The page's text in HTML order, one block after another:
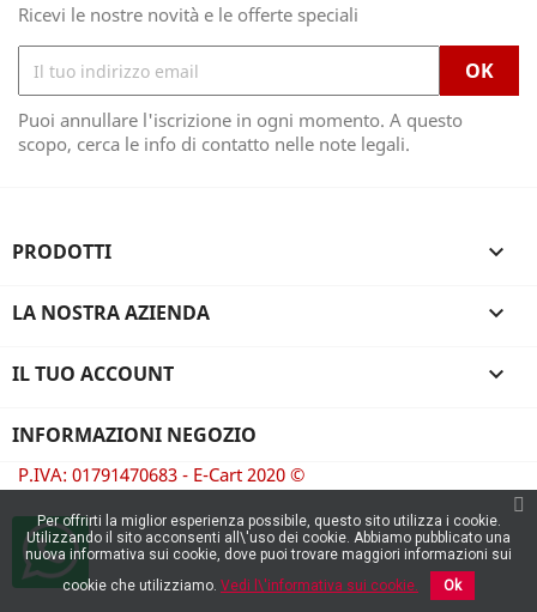
Ricevi le nostre novità e le offerte speciali
Puoi annullare l'iscrizione in ogni momento. A questo
scopo, cerca le info di contatto nelle note legali.
PRODOTTI 
LA NOSTRA AZIENDA 
IL TUO ACCOUNT 
INFORMAZIONI NEGOZIO
P.IVA: 01791470683 - E-Cart 2020 ©
Per offrirti la miglior esperienza possibile, questo sito utilizza i cookie.
Utilizzando il sito acconsenti all\'uso dei cookie. Abbiamo pubblicato una
nuova informativa sui cookie, dove puoi trovare maggiori informazioni sui
cookie che utilizziamo. Vedi l\'informativa sui cookie. Ok